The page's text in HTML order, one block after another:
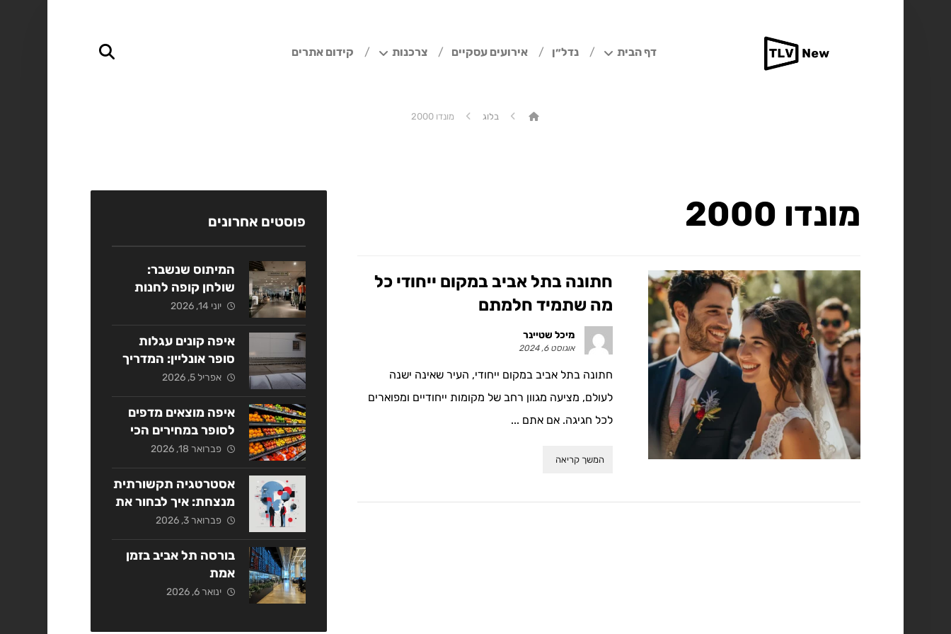
דף הבית נדל״ן אירועים עסקיים צרכנות קידום אתרים
בלוג מונדו 2000
מונדו 2000
חתונה בתל אביב במקום ייחודי כל
מה שתמיד חלמתם
מיכל שטיינר
אוגוסט 6, 2024
חתונה בתל אביב במקום ייחודי, העיר שאינה ישנה
לעולם, מציעה מגוון רחב של מקומות ייחודיים ומפוארים
לכל חגיגה. אם אתם ...
המשך קריאה
פוסטים אחרונים
המיתוס שנשבר:
שולחן קופה לחנות
אופנה כמנוף מכירות
אסטרטגי
יוני 14, 2026
איפה קונים עגלות
סופר אונליין: המדריך
המלא ל-2026
אפריל 5, 2026
איפה מוצאים מדפים
לסופר במחירים הכי
משתלמים בשנת
2026?
פברואר 18, 2026
אסטרטגיה תקשורתית
מנצחת: איך לבחור את
החברה המתאימה
בישראל?
פברואר 3, 2026
בורסה תל אביב בזמן
אמת
ינואר 6, 2026